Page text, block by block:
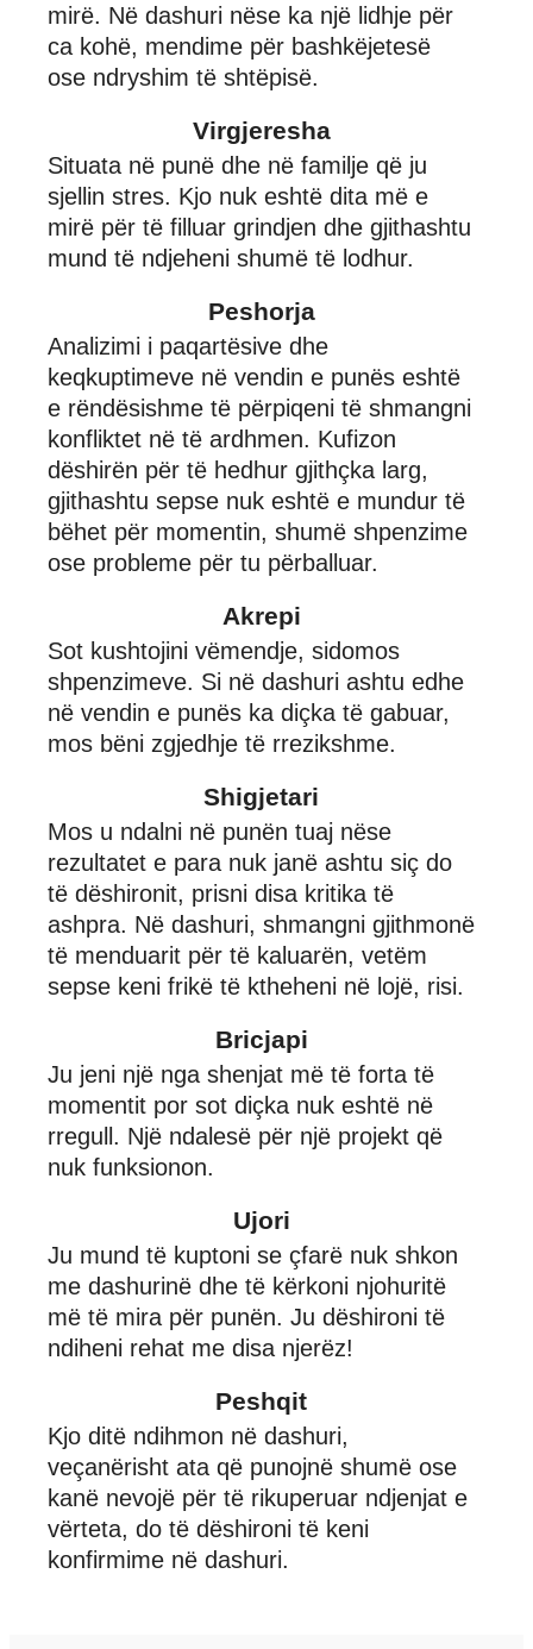
mirë. Në dashuri nëse ka një lidhje për
ca kohë, mendime për bashkëjetesë
ose ndryshim të shtëpisë.
Virgjeresha
Situata në punë dhe në familje që ju
sjellin stres. Kjo nuk eshtë dita më e
mirë për të filluar grindjen dhe gjithashtu
mund të ndjeheni shumë të lodhur.
Peshorja
Analizimi i paqartësive dhe
keqkuptimeve në vendin e punës eshtë
e rëndësishme të përpiqeni të shmangni
konfliktet në të ardhmen. Kufizon
dëshirën për të hedhur gjithçka larg,
gjithashtu sepse nuk eshtë e mundur të
bëhet për momentin, shumë shpenzime
ose probleme për tu përballuar.
Akrepi
Sot kushtojini vëmendje, sidomos
shpenzimeve. Si në dashuri ashtu edhe
në vendin e punës ka diçka të gabuar,
mos bëni zgjedhje të rrezikshme.
Shigjetari
Mos u ndalni në punën tuaj nëse
rezultatet e para nuk janë ashtu siç do
të dëshironit, prisni disa kritika të
ashpra. Në dashuri, shmangni gjithmonë
të menduarit për të kaluarën, vetëm
sepse keni frikë të ktheheni në lojë, risi.
Bricjapi
Ju jeni një nga shenjat më të forta të
momentit por sot diçka nuk eshtë në
rregull. Një ndalesë për një projekt që
nuk funksionon.
Ujori
Ju mund të kuptoni se çfarë nuk shkon
me dashurinë dhe të kërkoni njohuritë
më të mira për punën. Ju dëshironi të
ndiheni rehat me disa njerëz!
Peshqit
Kjo ditë ndihmon në dashuri,
veçanërisht ata që punojnë shumë ose
kanë nevojë për të rikuperuar ndjenjat e
vërteta, do të dëshironi të keni
konfirmime në dashuri.